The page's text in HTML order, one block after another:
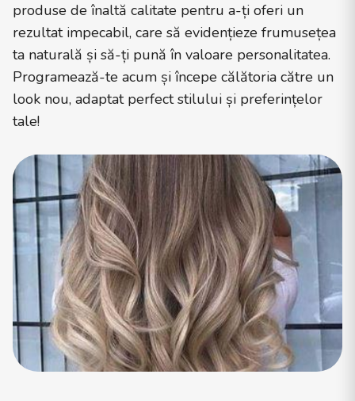
produse de înaltă calitate pentru a-ți oferi un
rezultat impecabil, care să evidențieze frumusețea
ta naturală și să-ți pună în valoare personalitatea.
Programează-te acum și începe călătoria către un
look nou, adaptat perfect stilului și preferințelor
tale!